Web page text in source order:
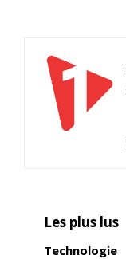
Les plus lus
Technologie